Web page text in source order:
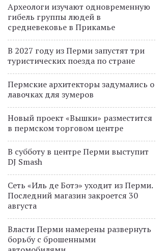
Археологи изучают одновременную
гибель группы людей в
средневековье в Прикамье
В 2027 году из Перми запустят три
туристических поезда по стране
Пермские архитекторы задумались о
лавочках для зумеров
Новый проект «Вышки» разместится
в пермском торговом центре
В субботу в центре Перми выступит
DJ Smash
Сеть «Иль де Ботэ» уходит из Перми.
Последний магазин закроется 30
августа
Власти Перми намерены развернуть
борьбу с брошенными